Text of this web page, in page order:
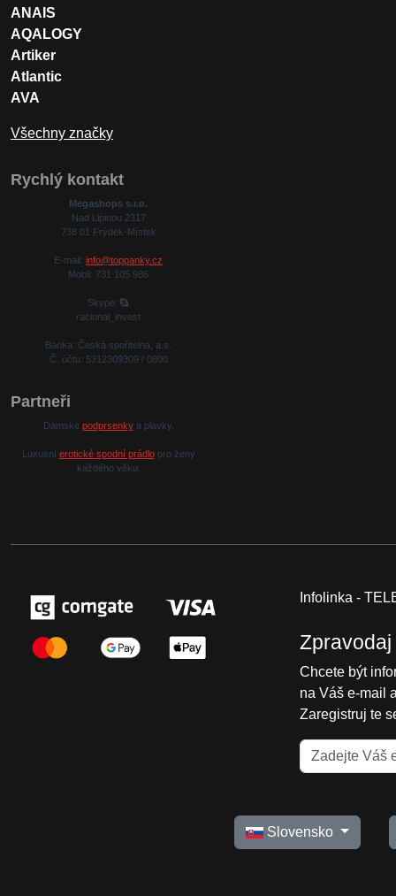
ANAIS
AQALOGY
Artiker
Atlantic
AVA
Všechny značky
Rychlý kontakt
Megashops s.r.o.
Nad Lipinou 2317
738 01 Frýdek-Místek
E-mail: info@toppanky.cz
Mobil: 731 105 986
Skype:
racional_invest
Banka: Česká spořitelna, a.s.
Č. účtu: 5312309309 / 0800
Partneři
Dámské podprsenkya plavky.
Luxusní erotické spodní prádlopro ženy
každého věku.
Infolinka -
Zpravodaj
Chcete být
na Váš e-mail
Zaregistruj te
Slovensko